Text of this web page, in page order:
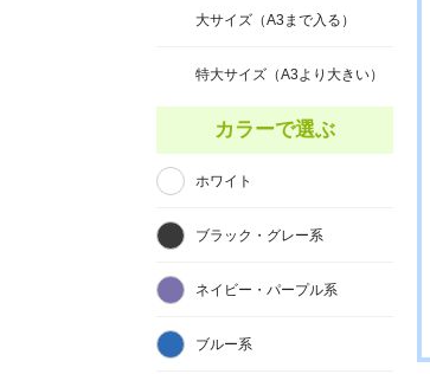
大サイズ（A3まで入る）
特大サイズ（A3より大きい）
カラーで選ぶ
ホワイト
ブラック・グレー系
ネイビー・パープル系
ブルー系